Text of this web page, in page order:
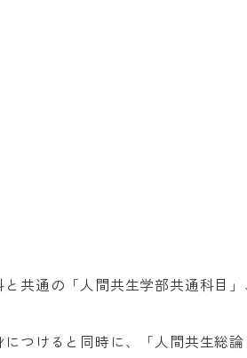
共通の「人間共生学部共通科目
につけると同時に、「人間共